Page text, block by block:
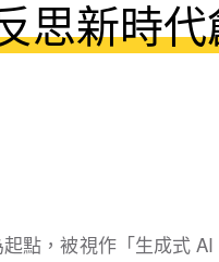
思新時
點，被視作「生成式